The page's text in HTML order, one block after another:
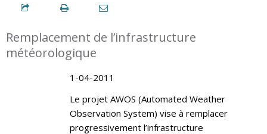
Remplacement de l’infrastructure
météorologique
1-04-2011
Le projet AWOS (Automated Weather
Observation System) vise à remplacer
progressivement l’infrastructure